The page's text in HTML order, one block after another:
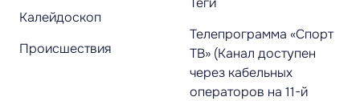
Калейдоскоп
Происшествия
Телепрограмма «Спорт
ТВ» (Канал доступен
через кабельных
операторов на 11-й